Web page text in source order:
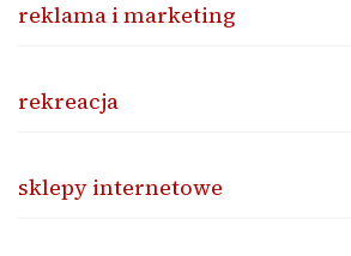
reklama i marketing
rekreacja
sklepy internetowe